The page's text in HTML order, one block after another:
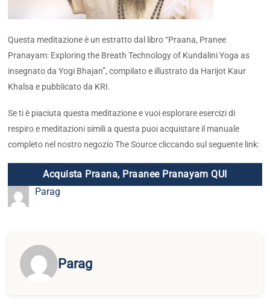
Questa meditazione è un estratto dal libro “Praana, Pranee
Pranayam: Exploring the Breath Technology of Kundalini Yoga as
insegnato da Yogi Bhajan”, compilato e illustrato da Harijot Kaur
Khalsa e pubblicato da KRI.
Se ti è piaciuta questa meditazione e vuoi esplorare esercizi di
respiro e meditazioni simili a questa puoi acquistare il manuale
completo nel nostro negozio The Source cliccando sul seguente link:
Acquista Praana, Praanee Pranayam QUI
Parag
Parag